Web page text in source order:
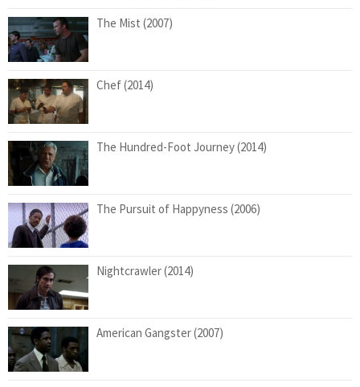
The Mist (2007)
Chef (2014)
The Hundred-Foot Journey (2014)
The Pursuit of Happyness (2006)
Nightcrawler (2014)
American Gangster (2007)